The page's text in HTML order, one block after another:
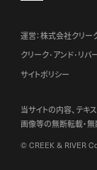
運営：株式会社クリー
クリーク･アンド･リ
サイトポリシー
当サイトの内容、テキス
画像等の無断転載・無
© CREEK & RIVER